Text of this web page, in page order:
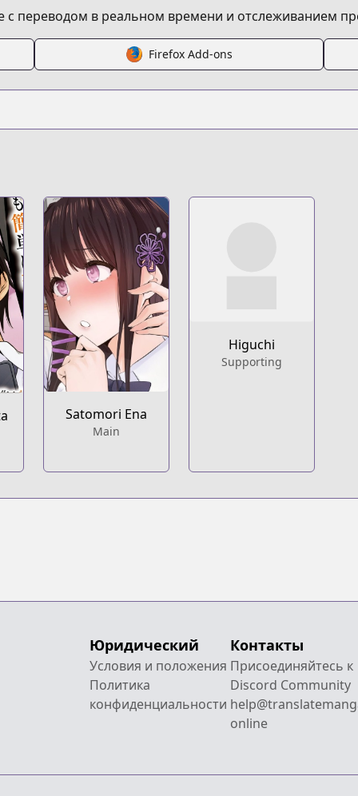
handsome-girl-who-stole-my-girlfriend-seems-to-be-
переводом в реальном времени и отслеживанием
Firefox Add-ons
Satomori Ena
Main
Higuchi
Supporting
Юридический
Условия и положения
Политика
конфиденциальности
Контакты
Присоединяйтесь к
Discord Community
online